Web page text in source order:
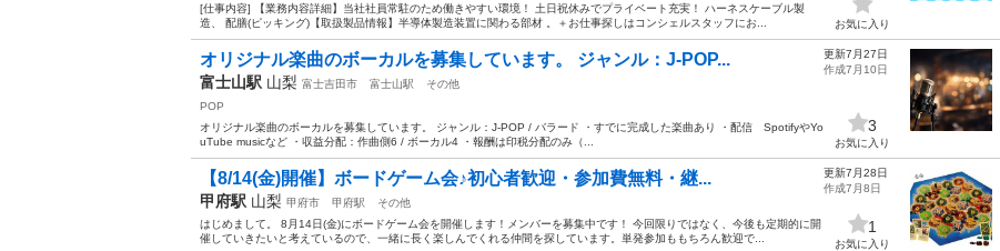
[仕事内容] 【業務内容詳細】当社社員常駐のため働きやすい環境！ 土日祝休みでプライベート充実！ ハーネスケーブル製
造、 配膳(ピッキング)【取扱製品情報】半導体製造装置に関わる部材 。＋お仕事探しはコンシェルスタッフにお...
お気に入り
オリジナル楽曲のボーカルを募集しています。 ジャンル：J-POP...
富士山駅 山梨 富士吉田市 富士山駅
その他
POP
オリジナル楽曲のボーカルを募集しています。 ジャンル：J-POP / バラード ・すでに完成した楽曲あり ・配信 SpotifyやYo
uTube musicなど ・収益分配：作曲側6 / ボーカル4 ・報酬は印税分配のみ（...
更新7月27日
作成7月10日
3
お気に入り
【8/14(金)開催】ボードゲーム会♪初心者歓迎・参加費無料・継...
甲府駅 山梨 甲府市 甲府駅
その他
はじめまして。 8月14日(金)にボードゲーム会を開催します！メンバーを募集中です！ 今回限りではなく、今後も定期的に開
催していきたいと考えているので、一緒に長く楽しんでくれる仲間を探しています。単発参加ももちろん歓迎で...
更新7月28日
作成7月8日
1
お気に入り